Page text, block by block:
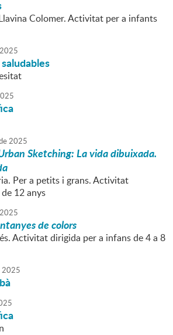
Colomer. Activitat per a infants
2025
2025
Sketching:La vida dibuixada.
Per a petits i grans. Activitat
12 anys
2025
de colors
Activitat dirigida per a infans de 4 a 8
2025